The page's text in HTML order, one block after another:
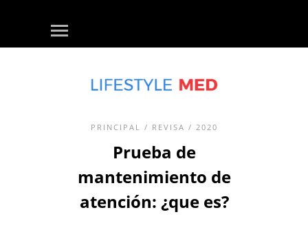
PRINCIPAL / REVISA / 2020
Prueba de
mantenimiento de
atención: ¿que es?